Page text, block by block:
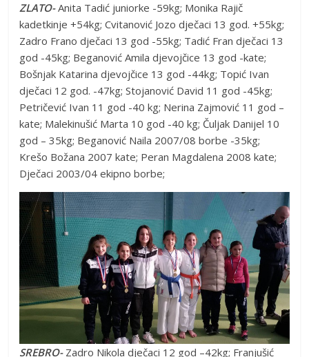
ZLATO-Anita Tadić juniorke -59kg; Monika Rajič
kadetkinje +54kg; Cvitanović Jozo dječaci 13 god. +55kg;
Zadro Frano dječaci 13 god -55kg; Tadić Fran dječaci 13
god -45kg; Beganović Amila djevojčice 13 god -kate;
Bošnjak Katarina djevojčice 13 god -44kg; Topić Ivan
dječaci 12 god. -47kg; Stojanović David 11 god -45kg;
Petričević Ivan 11 god -40 kg; Nerina Zajmović 11 god –
kate; Malekinušić Marta 10 god -40 kg; Čuljak Danijel 10
god – 35kg; Beganović Naila 2007/08 borbe -35kg;
Krešo Božana 2007 kate; Peran Magdalena 2008 kate;
Dječaci 2003/04 ekipno borbe;
SREBRO-Zadro Nikola dječaci 12 god –42kg; Franjušić